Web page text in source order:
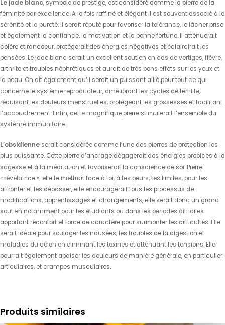
Le jade blanc, symbole de prestige, est considéré comme la pierre de la
féminité par excellence. A la fois raffiné et élégant il est souvent associé à la
sérénité et la pureté. Il serait réputé pour favoriser la tolérance, le lâcher prise
et également la confiance, la motivation et la bonne fortune. Il atténuerait
colère et rancoeur, protégerait des énergies négatives et éclaircirait les
pensées. Le jade blanc serait un excellent soutien en cas de vertiges, fièvre,
arthrite et troubles néphrétiques et aurait de très bons effets sur les yeux et
la peau. On dit également qu’il serait un puissant allié pour tout ce qui
concerne le système reproducteur, améliorant les cycles de fertilité,
réduisant les douleurs menstruelles, protégeant les grossesses et facilitant
l’accouchement. Enfin, cette magnifique pierre stimulerait l’ensemble du
système immunitaire.
L’obsidienne serait considérée comme l’une des pierres de protection les
plus puissante. Cette pierre d’ancrage dégagerait des énergies propices à la
sagesse et à la méditation et favoriserait la conscience de soi. Pierre
« révélatrice »; elle te mettrait face à toi, à tes peurs, tes limites, pour les
affronter et les dépasser, elle encouragerait tous les processus de
modifications, apprentissages et changements, elle serait donc un grand
soutien notamment pour les étudiants ou dans les périodes difficiles
apportant réconfort et force de caractère pour surmonter les difficultés. Elle
serait idéale pour soulager les nausées, les troubles de la digestion et
maladies du côlon en éliminant les toxines et atténuant les tensions. Elle
pourrait également apaiser les douleurs de manière générale, en particulier
articulaires, et crampes musculaires.
Produits similaires